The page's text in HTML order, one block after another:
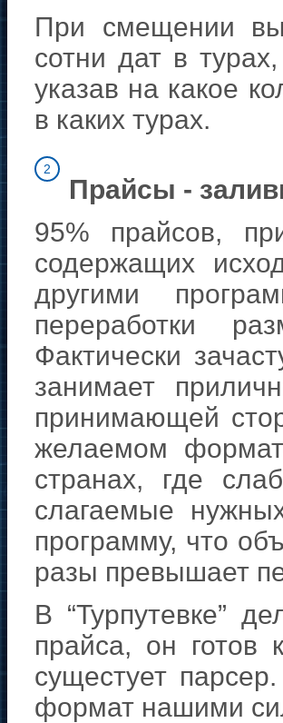
При смещении
сотни дат в
указав на какое
в каких турах.
2
Прайсы -
95% прайсов,
содержащих
другими
переработки
Фактически
занимает
принимающей
желаемом
странах, где
слагаемые
программу, что
разы превышает
В “Турпутевке”
прайса, он готов
сущестует
формат нашими